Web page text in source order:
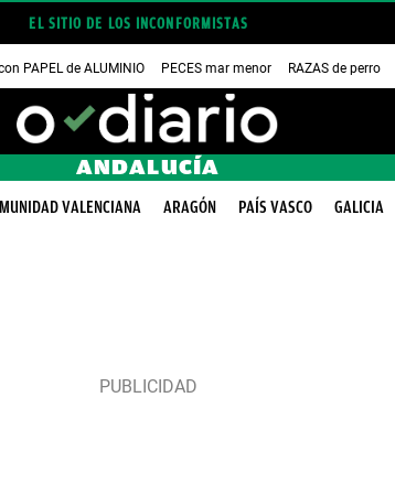
EL SITIO DE LOS INCONFORMISTAS
PAPEL de ALUMINIO PECES mar menor RAZAS de perro
ANDALUCÍA
VALENCIANA ARAGÓN PAÍS VASCO GALICIA